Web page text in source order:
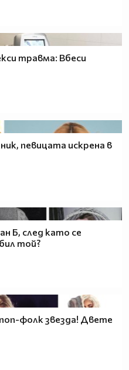
травма: Вбеси
певицата искрена в
Б, след като се
той?
фолк звезда! Двете